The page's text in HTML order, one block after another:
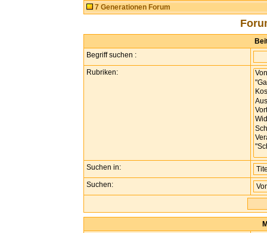
7 Generationen Forum
Begriff suchen :
Rubriken:
Suchen in:
Suchen: